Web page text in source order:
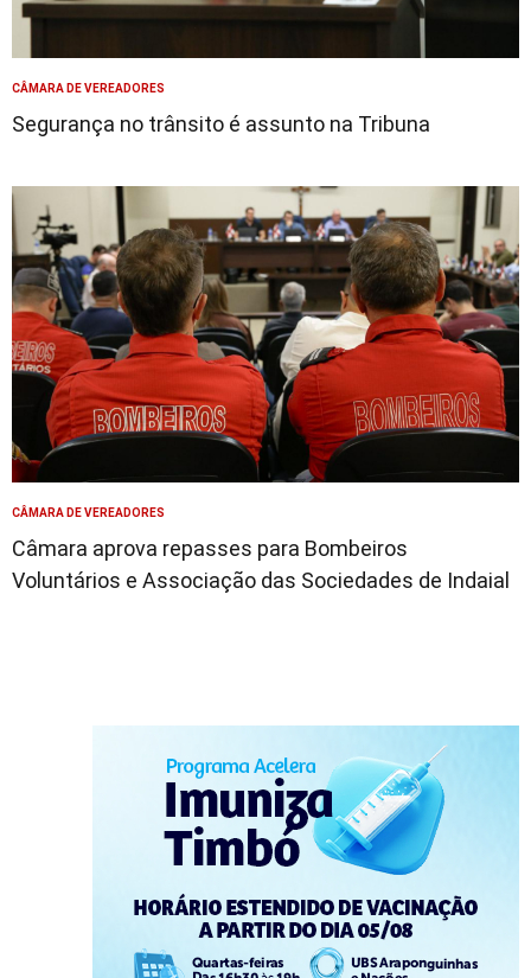
CÂMARA DE VEREADORES
Segurança no trânsito é assunto na Tribuna
CÂMARA DE VEREADORES
Câmara aprova repasses para Bombeiros
Voluntários e Associação das Sociedades de Indaial